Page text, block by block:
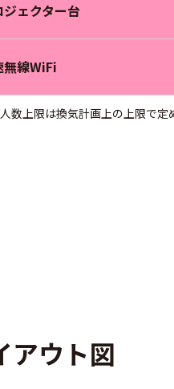
ジェクター台
無線WiFi
数上限は換気計画上の上限で定
アウト図